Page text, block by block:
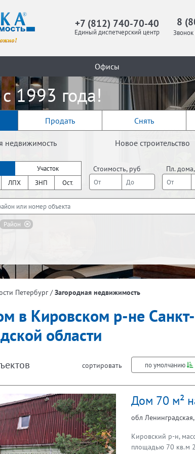
+7 (812) 740-70-40
Единый диспетчерский центр
8
Офисы
1993 года!
Продать Снять
недвижимость Новое строительство
Участок
ЛПХ ЗНП Ост.
Стоимость, руб Пл.
Район
Петербург /Загородная недвижимость
в Кировском р-не
области
сортировать по умолчанию
Дом 70 м²
обл
Кировский р-н,
площадью 70 кв.м